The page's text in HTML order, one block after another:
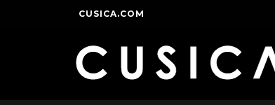
CUSICA.COM